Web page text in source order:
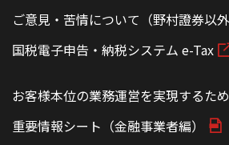
ご意見・苦情について（野村證券以外
国税電子申告・納税システム e-Tax
お客様本位の業務運営を実現するた
重要情報シート（金融事業者編）